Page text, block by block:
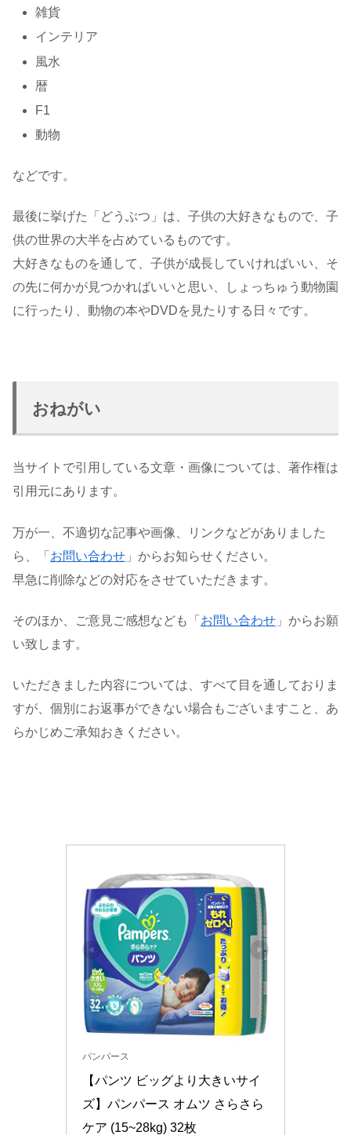
雑貨
インテリア
風水
暦
F1
動物
などです。
最後に挙げた「どうぶつ」は、子供の大好きなもので、子
供の世界の大半を占めているものです。
大好きなものを通して、子供が成長していければいい、そ
の先に何かが見つかればいいと思い、しょっちゅう動物園
に行ったり、動物の本やDVDを見たりする日々です。
おねがい
当サイトで引用している文章・画像については、著作権は
引用元にあります。
万が一、不適切な記事や画像、リンクなどがありました
ら、「 お問い合わせ 」からお知らせください。
早急に削除などの対応をさせていただきます。
そのほか、ご意見ご感想なども「 お問い合わせ 」からお願
い致します。
いただきました内容については、すべて目を通しておりま
すが、個別にお返事ができない場合もございますこと、あ
らかじめご承知おきください。
パンパース
【パンツ ビッグより大きいサイ
ズ】パンパース オムツ さらさら
ケア (15~28kg) 32枚